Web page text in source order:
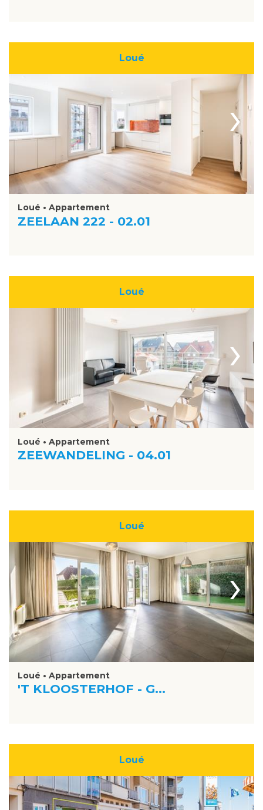
Loué
›
Loué • Appartement
ZEELAAN 222 - 02.01
Loué
›
Loué • Appartement
ZEEWANDELING - 04.01
Loué
›
Loué • Appartement
'T KLOOSTERHOF - G...
Loué